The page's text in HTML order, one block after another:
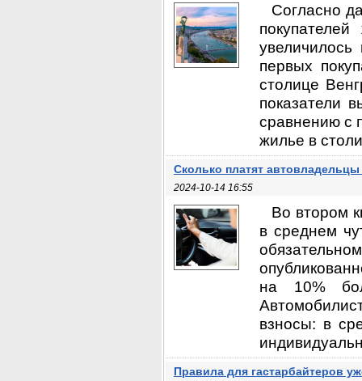
Согласно
первых
столице
показатели
сравнению с
жилье в
Сколько платят
2024-10-14 16:55
Во втором
в среднем
на 10%
взносы: в
Правила для гастарбайтеров